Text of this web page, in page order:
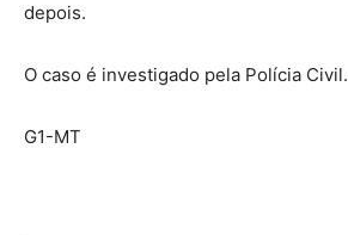
depois.
O caso é investigado pela Polícia Civil.
G1-MT